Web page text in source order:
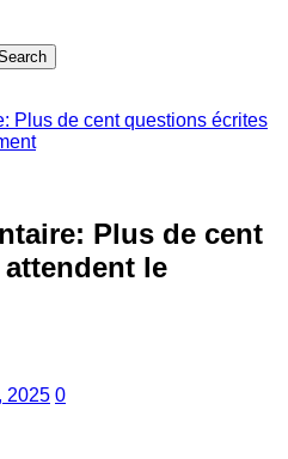
Plus de cent questions écrites
Plus de cent
le
2025 0